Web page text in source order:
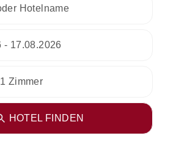
Hotelname
- 17.08.2026
Zimmer
HOTEL FINDEN